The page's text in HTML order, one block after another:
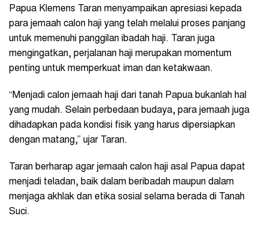
Papua Klemens Taran menyampaikan apresiasi kepada
para jemaah calon haji yang telah melalui proses panjang
untuk memenuhi panggilan ibadah haji. Taran juga
mengingatkan, perjalanan haji merupakan momentum
penting untuk memperkuat iman dan ketakwaan.
“Menjadi calon jemaah haji dari tanah Papua bukanlah hal
yang mudah. Selain perbedaan budaya, para jemaah juga
dihadapkan pada kondisi fisik yang harus dipersiapkan
dengan matang,” ujar Taran.
Taran berharap agar jemaah calon haji asal Papua dapat
menjadi teladan, baik dalam beribadah maupun dalam
menjaga akhlak dan etika sosial selama berada di Tanah
Suci.